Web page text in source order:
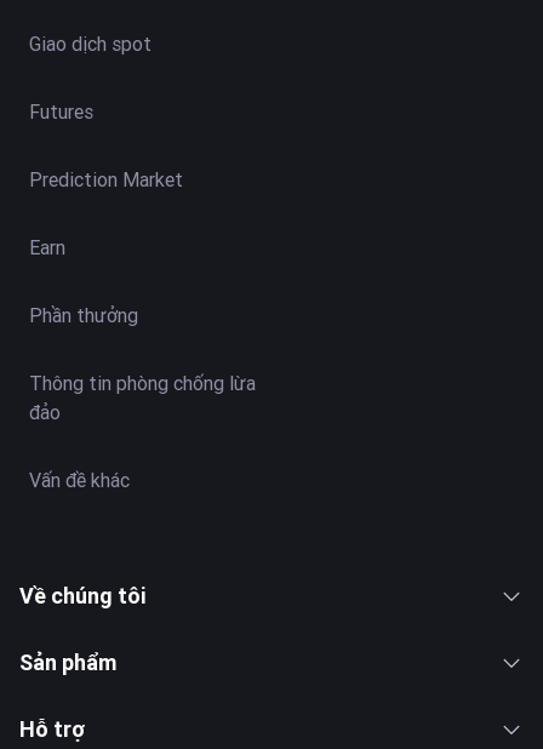
Giao dịch spot
Futures
Prediction Market
Earn
Phần thưởng
Thông tin phòng chống lừa
đảo
Vấn đề khác
Về chúng tôi
Sản phẩm
Hỗ trợ